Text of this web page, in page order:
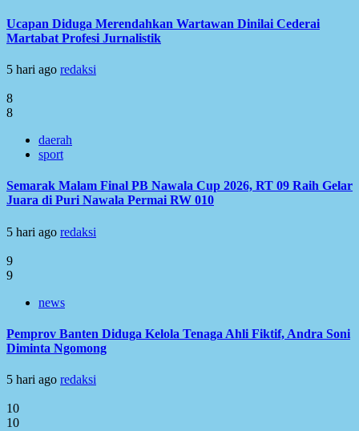
Ucapan Diduga Merendahkan Wartawan Dinilai Cederai
Martabat Profesi Jurnalistik
5 hari ago redaksi
8
8
daerah
sport
Semarak Malam Final PB Nawala Cup 2026, RT 09 Raih Gelar
Juara di Puri Nawala Permai RW 010
5 hari ago redaksi
9
9
news
Pemprov Banten Diduga Kelola Tenaga Ahli Fiktif, Andra Soni
Diminta Ngomong
5 hari ago redaksi
10
10